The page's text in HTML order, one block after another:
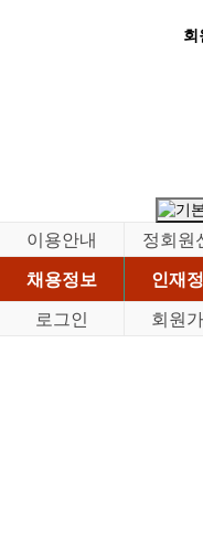
회
이용안내 정회원
채용정보
인재
로그인
회원